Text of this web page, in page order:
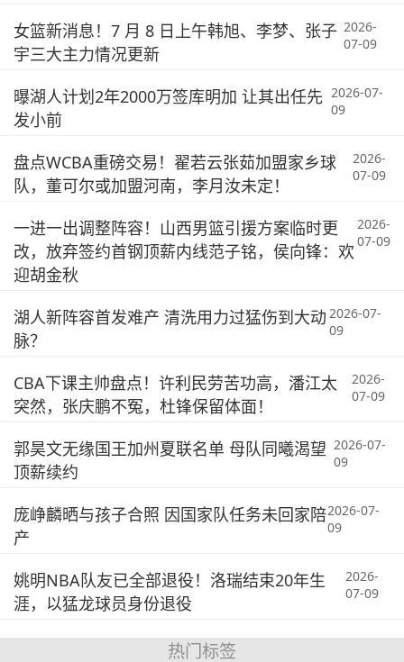
女篮新消息！7 月 8 日上午韩旭、李梦、张子
宇三大主力情况更新
2026-
07-09
曝湖人计划2年2000万签库明加 让其出任先
发小前
2026-07-
09
盘点WCBA重磅交易！翟若云张茹加盟家乡球
队，董可尔或加盟河南，李月汝未定！
2026-
07-09
一进一出调整阵容！山西男篮引援方案临时更
改，放弃签约首钢顶薪内线范子铭，侯向锋：欢
迎胡金秋
2026-
07-09
湖人新阵容首发难产 清洗用力过猛伤到大动
脉？
2026-07-
09
CBA下课主帅盘点！许利民劳苦功高，潘江太
突然，张庆鹏不冤，杜锋保留体面！
2026-
07-09
郭昊文无缘国王加州夏联名单 母队同曦渴望
顶薪续约
2026-07-
09
庞峥麟晒与孩子合照 因国家队任务未回家陪
产
2026-07-
09
姚明NBA队友已全部退役！洛瑞结束20年生
涯，以猛龙球员身份退役
2026-
07-09
热门标签